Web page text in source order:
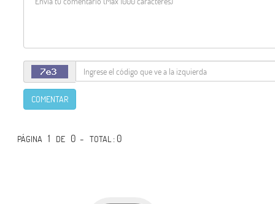
COMENTAR
PÁGINA 1 DE 0 -TOTAL: 0